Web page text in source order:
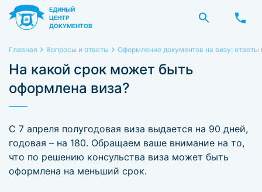
ЕДИНЫЙ
ЦЕНТР
ДОКУМЕНТОВ
Главная Вопросы и ответы Оформление документов на визу: ответы
На какой срок может быть
оформлена виза?
С 7 апреля полугодовая виза выдается на 90 дней,
годовая – на 180. Обращаем ваше внимание на то,
что по решению консульства виза может быть
оформлена на меньший срок.